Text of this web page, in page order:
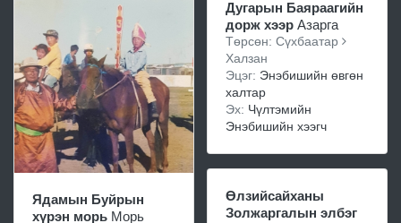
Ядамын Буйрын
хүрэн морь Морь
Дугарын Баяраагийн
дорж хээр Азарга
Төрсөн: Сүхбаатар
Халзан
Эцэг: Энэбишийн өвгөн
халтар
Эх: Чүлтэмийн
Энэбишийн хээгч
Өлзийсайханы
Золжаргалын элбэг